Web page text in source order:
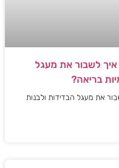
איך לשבור את מעגל
בריאה?
את מעגל הבדידות ולבנות